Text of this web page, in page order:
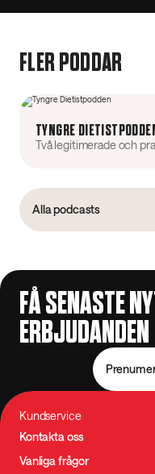
FLER PODDAR
TYNGRE
Alla podcasts
FÅ SENASTE
ERBJUDANDEN
Kundservice
Kontakta oss
Vanliga frågor